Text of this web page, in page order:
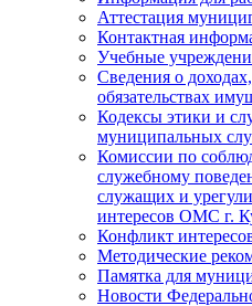
Аттестация
Контактная
Учебные
Сведения о
обязательствах
Кодексы этики и
муниципальных
Комиссии по
служебному
служащих и
интересов ОМС г.
Конфликт
Методические
Памятка для
Новости